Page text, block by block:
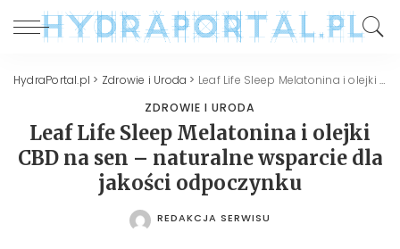
HydraPortal.pl > Zdrowie i Uroda > Leaf Life Sleep Melatonina i olejki CBD na sen – naturalne wsparcie dla jakości odpoczynku
ZDROWIE I URODA
Leaf Life Sleep Melatonina i olejki
CBD na sen – naturalne wsparcie dla
jakości odpoczynku
POSTED
REDAKCJA SERWISU